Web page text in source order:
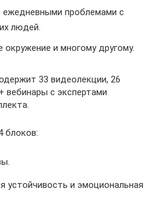
ежедневными проблемами с
людей.
окружение и многому другому.
33 видеолекции, 26
вебинары с экспертами
блоков:
устойчивость и эмоциональная